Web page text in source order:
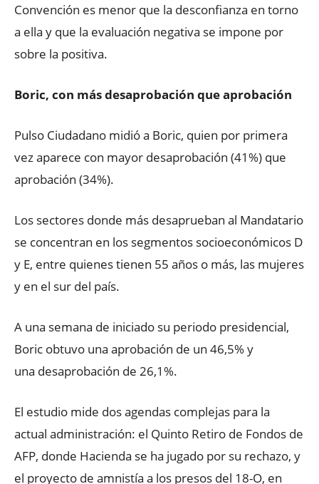
Convención es menor que la desconfianza en torno
a ella y que la evaluación negativa se impone por
sobre la positiva.
Boric, con más desaprobación que aprobación
Pulso Ciudadano midió a Boric, quien por primera
vez aparece con mayor desaprobación (41%) que
aprobación (34%).
Los sectores donde más desaprueban al Mandatario
se concentran en los segmentos socioeconómicos D
y E, entre quienes tienen 55 años o más, las mujeres
y en el sur del país.
A una semana de iniciado su periodo presidencial,
Boric obtuvo una aprobación de un 46,5% y
una desaprobación de 26,1%.
El estudio mide dos agendas complejas para la
actual administración: el Quinto Retiro de Fondos de
AFP, donde Hacienda se ha jugado por su rechazo, y
el proyecto de amnistía a los presos del 18-O, en